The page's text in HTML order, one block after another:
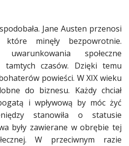
Jane Austen przenosi
minęły bezpowrotnie.
społeczne
tamtych czasów. Dzięki temu
powieści. W XIX wieku
do biznesu. Każdy chciał
i wpływową by móc żyć
stanowiła o statusie
były zawierane w obrębie tej
W przeciwnym razie